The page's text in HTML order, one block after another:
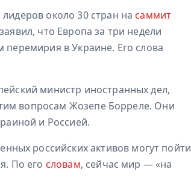
около 30 стран на саммит
что Европа за три недели
в Украине. Его слова
министр иностранных дел,
вопросам Жозепе Борреле. Они
и Россией.
российских активов могут пойти
По его словам, сейчас мир — «на